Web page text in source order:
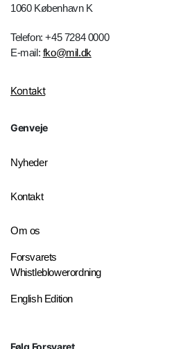
1060 København K
Telefon: +45 7284 0000
E-mail: fko@mil.dk
Kontakt
Genveje
Nyheder
Kontakt
Om os
Forsvarets
Whistleblowerordning
English Edition
Følg Forsvaret